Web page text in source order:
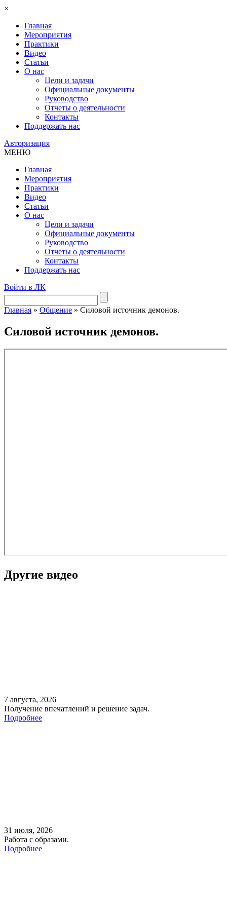
×
Главная
Мероприятия
Практики
Видео
Статьи
О нас
Цели и задачи
Официальные документы
Руководство
Отчеты о деятельности
Контакты
Поддержать нас
Авторизация
МЕНЮ
Главная
Мероприятия
Практики
Видео
Статьи
О нас
Цели и задачи
Официальные документы
Руководство
Отчеты о деятельности
Контакты
Поддержать нас
Войти в ЛК
Главная » Общение » Силовой источник демонов.
Силовой источник демонов.
Другие видео
7 августа, 2026
Получение впечатлений и решение задач.
Подробнее
31 июля, 2026
Работа с образами.
Подробнее